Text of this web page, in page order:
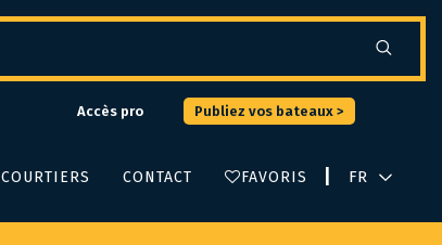
Accès pro Publiez vos bateaux >
COURTIERS CONTACT FAVORIS